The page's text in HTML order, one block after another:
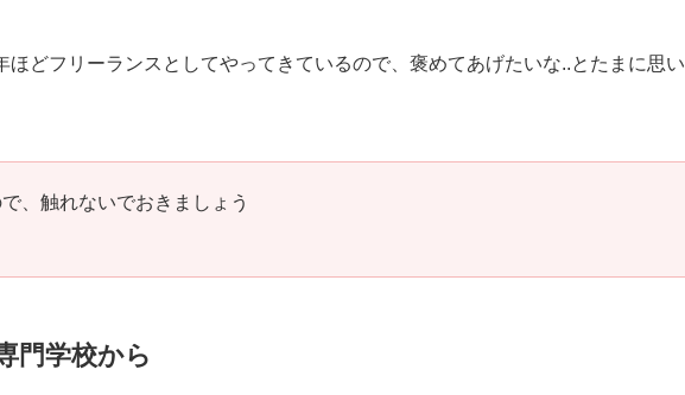
ほどフリーランスとしてやってきているので、褒めてあげたいな..とたまに思い
、触れないでおきましょう
門学校から